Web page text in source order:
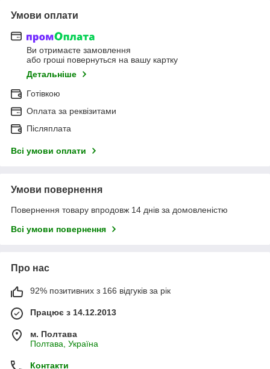
Умови оплати
Ви отримаєте замовлення
або гроші повернуться на вашу картку
Детальніше
Готівкою
Оплата за реквізитами
Післяплата
Всі умови оплати
Умови повернення
Повернення товару впродовж 14 днів за домовленістю
Всі умови повернення
Про нас
92% позитивних з 166 відгуків за рік
Працює з 14.12.2013
м. Полтава
Полтава, Україна
Контакти